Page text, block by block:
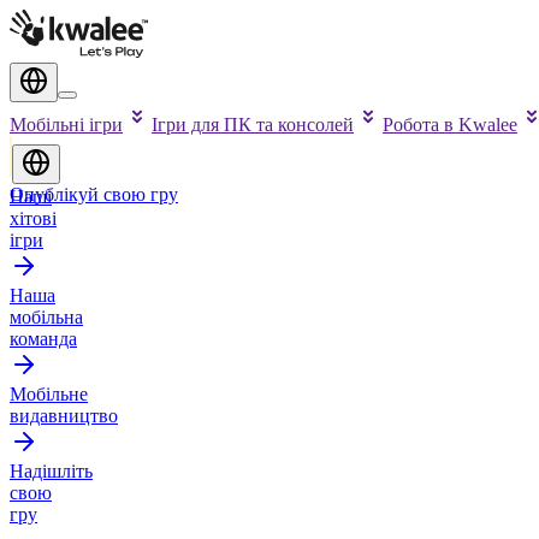
Мобільні ігри Ігри для ПК та консолей Робота в Kwalee
Опублікуй свою гру
Наші
хітові
ігри
Наша
мобільна
команда
Мобільне
видавництво
Надішліть
свою
гру